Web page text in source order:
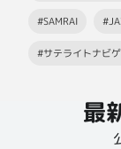
#SAMRAI
#サテライトナビ
最